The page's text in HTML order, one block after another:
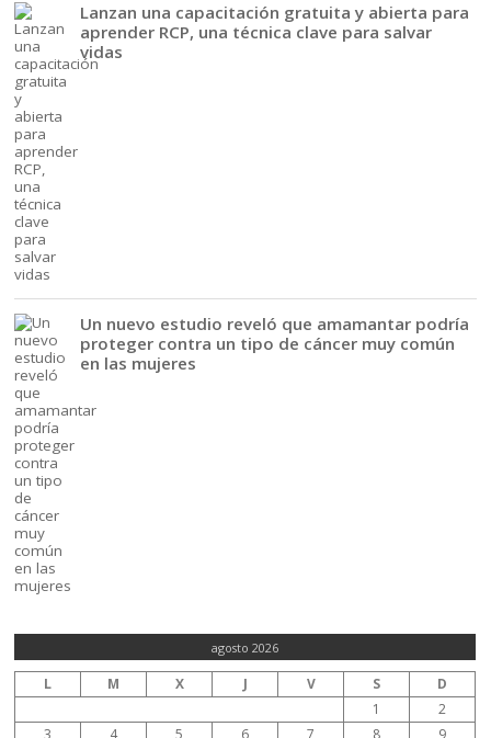
Lanzan una capacitación gratuita y abierta para
aprender RCP, una técnica clave para salvar
vidas
Un nuevo estudio reveló que amamantar podría
proteger contra un tipo de cáncer muy común
en las mujeres
agosto 2026
L M X J V S
D
1
2